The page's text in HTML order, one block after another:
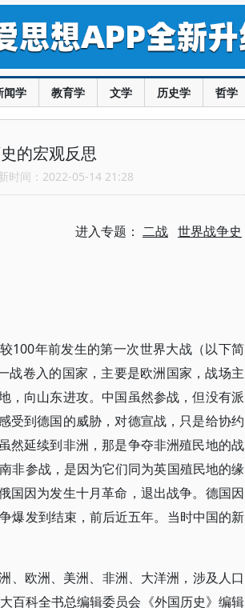
闻学 教育学 文学 历史学 哲学
的宏观反思
时间：2022-05-14 21:28
进入专题： 二战 世界战争史
100年前发生的第一次世界大战（以下简
战卷入的国家，主要是欧洲国家，战场主
，向山东进攻。中国虽然参战，但没有派
受到德国的威胁，对德宣战，只是给协约
然延续到非洲，那是争夺非洲殖民地的战
非参战，是因为它们同为英国殖民地的缘
国因为发生十月革命，退出战争。德国因
爆发到结束，前后近五年。当时中国的新
、欧洲、美洲、非洲、大洋洲，涉及人口
百科全书总编辑委员会《外国历史》编辑